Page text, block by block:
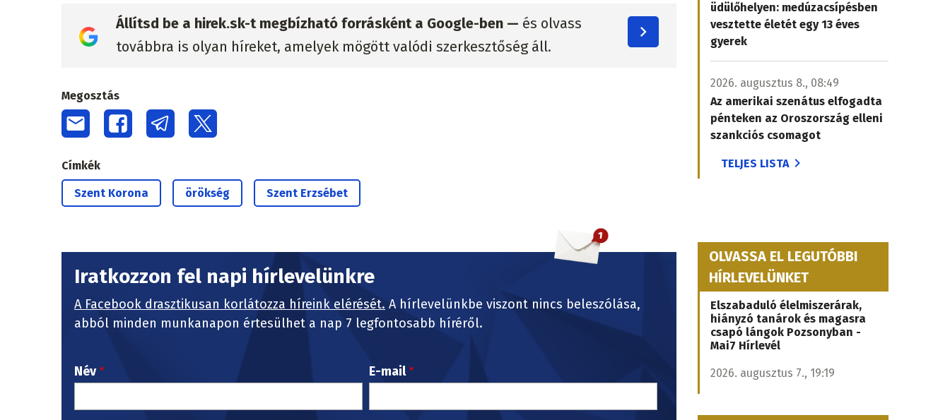
Állítsd be a hirek.sk-t megbízható forrásként a Google-ben — és olvass
továbbra is olyan híreket, amelyek mögött valódi szerkesztőség áll.
Megosztás
Címkék
Szent Korona örökség Szent Erzsébet
Iratkozzon fel napi hírlevelünkre
A Facebook drasztikusan korlátozza híreink elérését. A hírlevelünkbe viszont nincs beleszólása,
abból minden munkanapon értesülhet a nap 7 legfontosabb híréről.
Név E-mail
üdülőhelyen: medúzacsípésben
vesztette életét egy 13 éves
gyerek
2026. augusztus 8., 08:49
Az amerikai szenátus elfogadta
pénteken az Oroszország elleni
szankciós csomagot
TELJES LISTA
OLVASSA EL LEGUTÓBBI
HÍRLEVELÜNKET
Elszabaduló élelmiszerárak,
hiányzó tanárok és magasra
csapó lángok Pozsonyban -
Mai7 Hírlevél
2026. augusztus 7., 19:19